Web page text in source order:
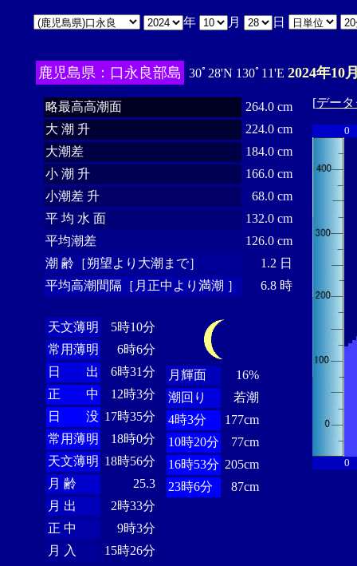
年 月 日
鹿児島県：口永良部島 30ﾟ28'N 130ﾟ11'E 2024年10
略最高高潮面
264.0 cm
大 潮 升
224.0 cm
大潮差
184.0 cm
小 潮 升
166.0 cm
小潮差 升
68.0 cm
平 均 水 面
132.0 cm
平均潮差
126.0 cm
潮 齢［朔望より大潮まで］
1.2 日
平均高潮間隔［月正中より満潮 ］
6.8 時
天文薄明
5時10分
常用薄明
6時6分
日 出
6時31分
正 中
12時3分
日 没 17時35分
常用薄明
18時0分
天文薄明 18時56分
月 齢
25.3
月 出
2時33分
正 中
9時3分
月 入
15時26分
月輝面
16%
潮回り
若潮
4時3分
177cm
10時20分
77cm
16時53分 205cm
23時6分
87cm
[デー
0
0